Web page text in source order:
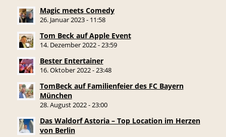
Magic meets Comedy
26. Januar 2023 - 11:58
Tom Beck auf Apple Event
14. Dezember 2022 - 23:59
Bester Entertainer
16. Oktober 2022 - 23:48
TomBeck auf Familienfeier des FC Bayern
München
28. August 2022 - 23:00
Das Waldorf Astoria – Top Location im Herzen
von Berlin